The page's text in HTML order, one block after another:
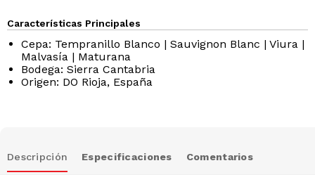
Características Principales
Cepa: Tempranillo Blanco | Sauvignon Blanc | Viura |
Malvasía | Maturana
Bodega: Sierra Cantabria
Origen: DO Rioja, España
Descripción Especificaciones Comentarios